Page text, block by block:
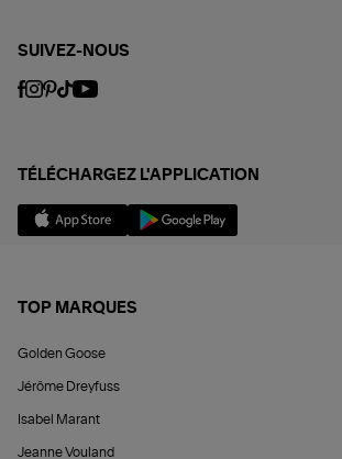
SUIVEZ-NOUS
TÉLÉCHARGEZ L'APPLICATION
TOP MARQUES
Golden Goose
Jérôme Dreyfuss
Isabel Marant
Jeanne Vouland